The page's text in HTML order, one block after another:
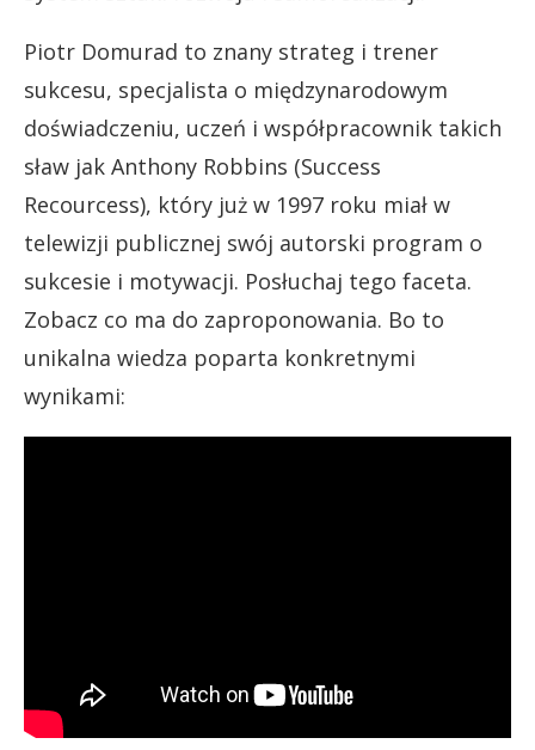
Piotr Domurad to znany strateg i trener
sukcesu, specjalista o międzynarodowym
doświadczeniu, uczeń i współpracownik takich
sław jak Anthony Robbins (Success
Recourcess), który już w 1997 roku miał w
telewizji publicznej swój autorski program o
sukcesie i motywacji. Posłuchaj tego faceta.
Zobacz co ma do zaproponowania. Bo to
unikalna wiedza poparta konkretnymi
wynikami: